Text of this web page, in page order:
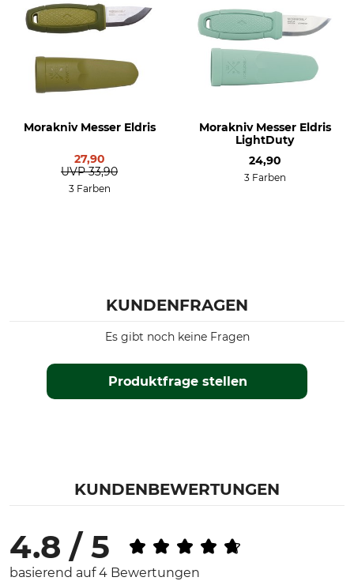
Morakniv Messer Eldris
27,90
UVP 33,90
3 Farben
Morakniv Messer Eldris
LightDuty
24,90
3 Farben
KUNDENFRAGEN
Produktfrage stellen
Es gibt noch keine Fragen
KUNDENBEWERTUNGEN
4.8 / 5
basierend auf 4 Bewertungen